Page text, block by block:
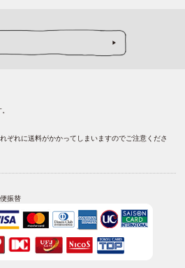
ぞれに送料がかかってしまいますのでご注意くださ
振替